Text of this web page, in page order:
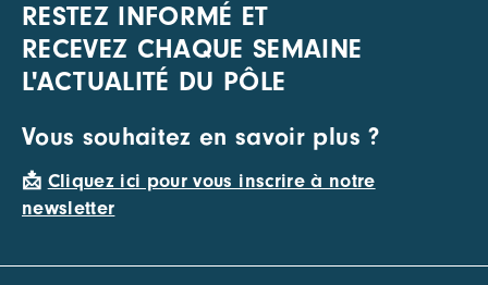
RESTEZ INFORMÉ ET
RECEVEZ CHAQUE SEMAINE
L'ACTUALITÉ DU PÔLE
Vous souhaitez en savoir plus ?
📩 Cliquez ici pour vous inscrire à notre
newsletter